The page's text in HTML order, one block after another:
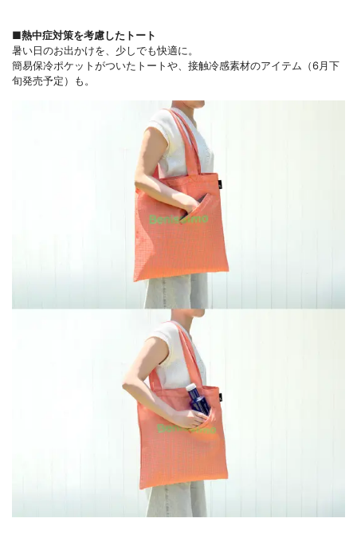
■熱中症対策を考慮したトート
暑い日のお出かけを、少しでも快適に。
簡易保冷ポケットがついたトートや、接触冷感素材のアイテム（6月下
旬発売予定）も。